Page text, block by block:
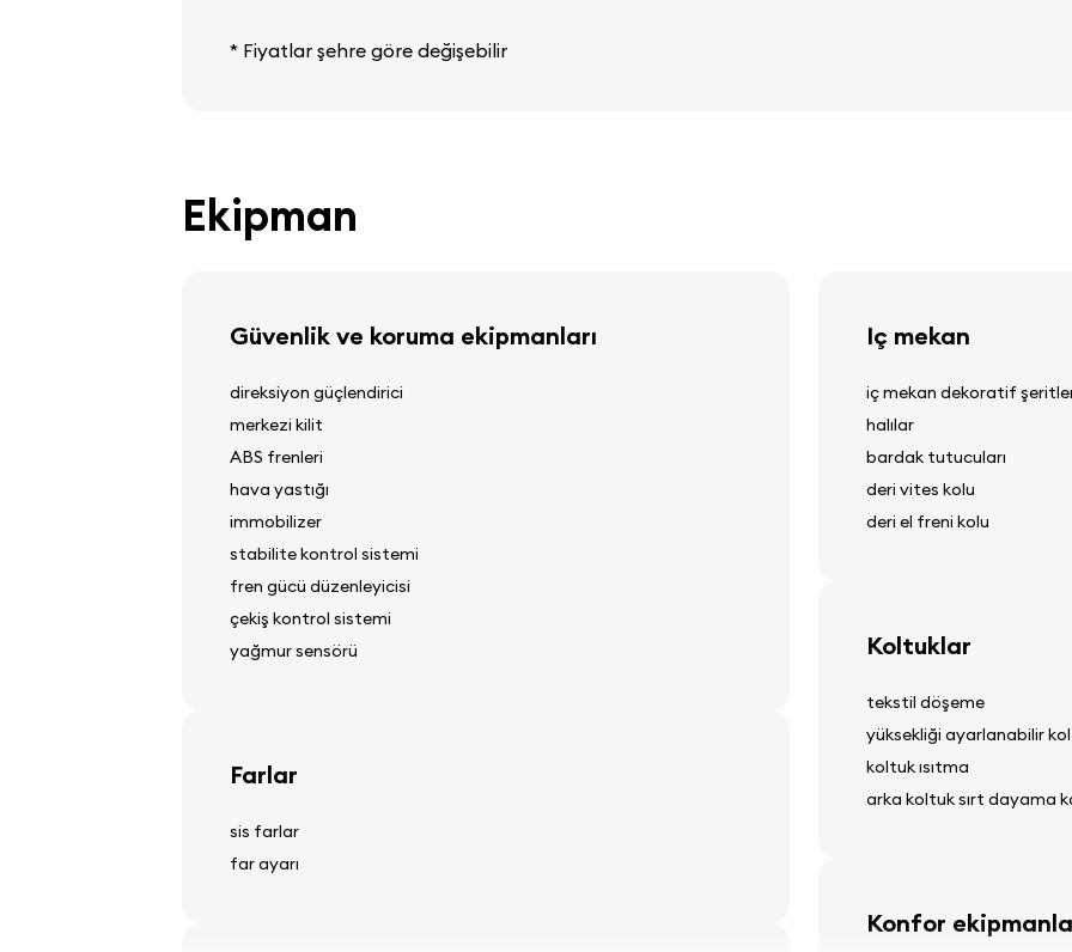
* Fiyatlar şehre göre değişebilir
Ekipman
Güvenlik ve koruma ekipmanları
direksiyon güçlendirici
merkezi kilit
ABS frenleri
hava yastığı
immobilizer
stabilite kontrol sistemi
fren gücü düzenleyicisi
çekiş kontrol sistemi
yağmur sensörü
Farlar
sis farlar
far ayarı
Iç mekan
iç mekan dekoratif
halılar
bardak tutucuları
deri vites kolu
deri el freni kolu
Koltuklar
tekstil döşeme
yüksekliği ayarlanabilir
koltuk ısıtma
arka koltuk sırt dayama
Konfor